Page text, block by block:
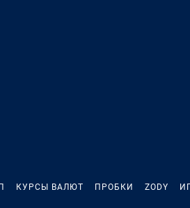
КУРСЫ ВАЛЮТ ПРОБКИ ZODY